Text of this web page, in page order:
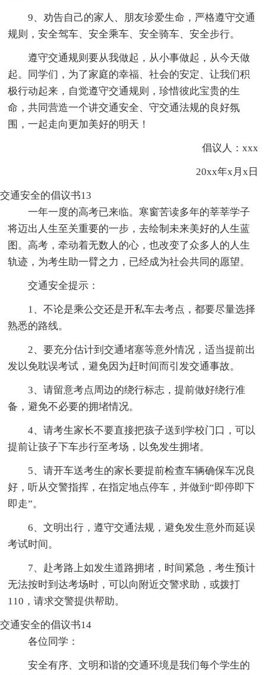
9、劝告自己的家人、朋友珍爱生命，严格遵守交通
规则，安全驾车、安全乘车、安全骑车、安全步行。
遵守交通规则要从我做起，从小事做起，从今天做
起。同学们，为了家庭的幸福、社会的安定、让我们积
极行动起来，自觉遵守交通规则，珍惜彼此宝贵的生
命，共同营造一个讲交通安全、守交通法规的良好氛
围，一起走向更加美好的明天！
倡议人：xxx
20xx年x月x日
交通安全的倡议书13
一年一度的高考已来临。寒窗苦读多年的莘莘学子
将迈出人生至关重要的一步，去绘制未来美好的人生蓝
图。高考，牵动着无数人的心，也改变了众多人的人生
轨迹，为考生助一臂之力，已经成为社会共同的愿望。
交通安全提示：
1、不论是乘公交还是开私车去考点，都要尽量选择
熟悉的路线。
2、要充分估计到交通堵塞等意外情况，适当提前出
发以免耽误考试，避免因为赶时间而引发交通事故。
3、请留意考点周边的绕行标志，提前做好绕行准
备，避免不必要的拥堵情况。
4、请考生家长不要直接把孩子送到学校门口，可以
提前让孩子下车步行至考场，以免发生拥堵。
5、请开车送考生的家长要提前检查车辆确保车况良
好，听从交警指挥，在指定地点停车，并做到“即停即下
即走”。
6、文明出行，遵守交通法规，避免发生意外而延误
考试时间。
7、赴考路上如发生道路拥堵，时间紧急，考生预计
无法按时到达考场时，可以向附近交警求助，或拨打
110，请求交警提供帮助。
交通安全的倡议书14
各位同学：
安全有序、文明和谐的交通环境是我们每个学生的